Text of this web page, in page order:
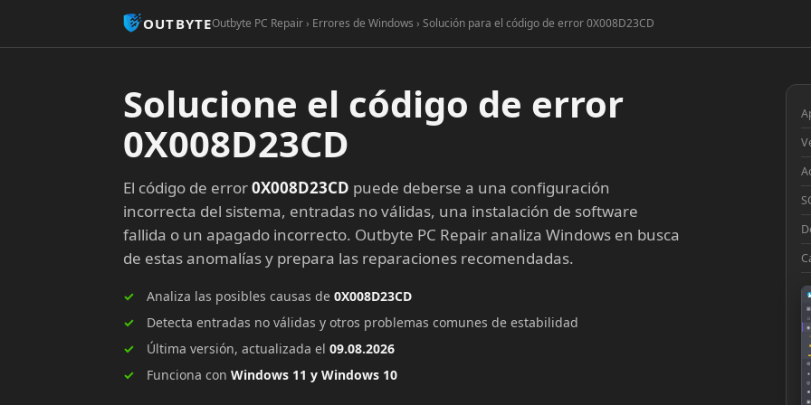
OUTBYTEOutbyte PC Repair › Errores de Windows › Solución para el código de error 0X008D23CD
Solucione el código de error
0X008D23CD
El código de error0X008D23CD puede deberse a una configuración
incorrecta del sistema, entradas no válidas, una instalación de software
fallida o un apagado incorrecto. Outbyte PC Repair analiza Windows en busca
de estas anomalías y prepara las reparaciones recomendadas.
Analiza las posibles causas de 0X008D23CD
Detecta entradas no válidas y otros problemas comunes de estabilidad
Última versión, actualizada el 09.08.2026
Funciona con Windows 11 y Windows 10
▦
□
◉
◔
■
⚙
●
◎
■
▣